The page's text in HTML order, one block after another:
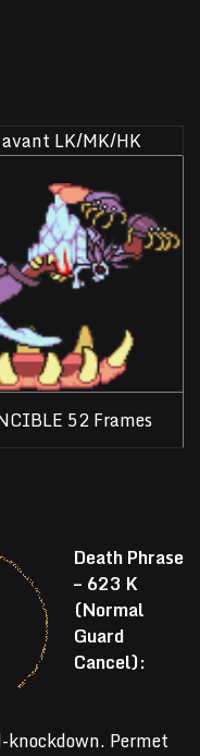
avant LK/MK/HK
52 Frames
Death Phrase
– 623 K
(Normal
Guard
Cancel):
Permet